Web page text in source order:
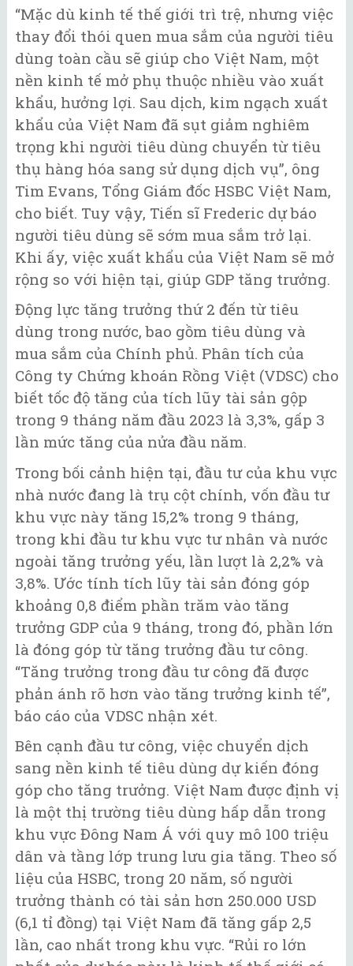
“Mặc dù kinh tế thế giới trì trệ, nhưng việc
thay đổi thói quen mua sắm của người tiêu
dùng toàn cầu sẽ giúp cho Việt Nam, một
nền kinh tế mở phụ thuộc nhiều vào xuất
khẩu, hưởng lợi. Sau dịch, kim ngạch xuất
khẩu của Việt Nam đã sụt giảm nghiêm
trọng khi người tiêu dùng chuyển từ tiêu
thụ hàng hóa sang sử dụng dịch vụ”, ông
Tim Evans, Tổng Giám đốc HSBC Việt Nam,
cho biết. Tuy vậy, Tiến sĩ Frederic dự báo
người tiêu dùng sẽ sớm mua sắm trở lại.
Khi ấy, việc xuất khẩu của Việt Nam sẽ mở
rộng so với hiện tại, giúp GDP tăng trưởng.
Động lực tăng trưởng thứ 2 đến từ tiêu
dùng trong nước, bao gồm tiêu dùng và
mua sắm của Chính phủ. Phân tích của
Công ty Chứng khoán Rồng Việt (VDSC) cho
biết tốc độ tăng của tích lũy tài sản gộp
trong 9 tháng năm đầu 2023 là 3,3%, gấp 3
lần mức tăng của nửa đầu năm.
Trong bối cảnh hiện tại, đầu tư của khu vực
nhà nước đang là trụ cột chính, vốn đầu tư
khu vực này tăng 15,2% trong 9 tháng,
trong khi đầu tư khu vực tư nhân và nước
ngoài tăng trưởng yếu, lần lượt là 2,2% và
3,8%. Ước tính tích lũy tài sản đóng góp
khoảng 0,8 điểm phần trăm vào tăng
trưởng GDP của 9 tháng, trong đó, phần lớn
là đóng góp từ tăng trưởng đầu tư công.
“Tăng trưởng trong đầu tư công đã được
phản ánh rõ hơn vào tăng trưởng kinh tế”,
báo cáo của VDSC nhận xét.
Bên cạnh đầu tư công, việc chuyển dịch
sang nền kinh tế tiêu dùng dự kiến đóng
góp cho tăng trưởng. Việt Nam được định vị
là một thị trường tiêu dùng hấp dẫn trong
khu vực Đông Nam Á với quy mô 100 triệu
dân và tầng lớp trung lưu gia tăng. Theo số
liệu của HSBC, trong 20 năm, số người
trưởng thành có tài sản hơn 250.000 USD
(6,1 tỉ đồng) tại Việt Nam đã tăng gấp 2,5
lần, cao nhất trong khu vực. “Rủi ro lớn